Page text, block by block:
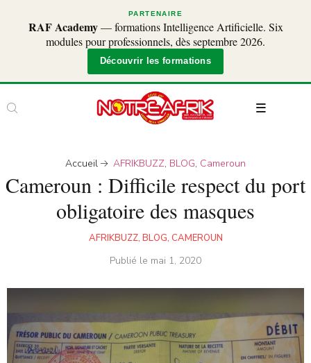
PARTENAIRE
RAF Academy— formations Intelligence Artificielle. Six
modules pour professionnels, dès septembre 2026.
Découvrir les formations
Accueil AFRIKBUZZ, BLOG, Cameroun
Cameroun : Difficile respect du port
obligatoire des masques
AFRIKBUZZ, BLOG, CAMEROUN
Publié le mai 1, 2020